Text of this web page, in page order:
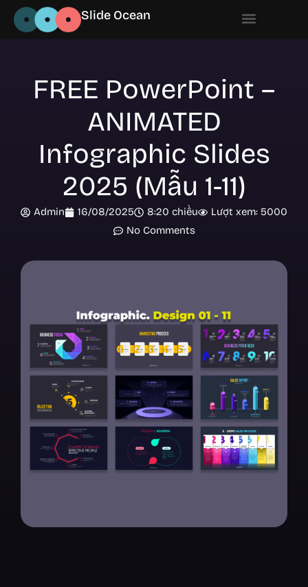
Slide Ocean
FREE PowerPoint –
ANIMATED
Infographic Slides
2025 (Mẫu 1-11)
Admin 16/08/2025 8:20 chiều
Lượt xem: 5000
No Comments